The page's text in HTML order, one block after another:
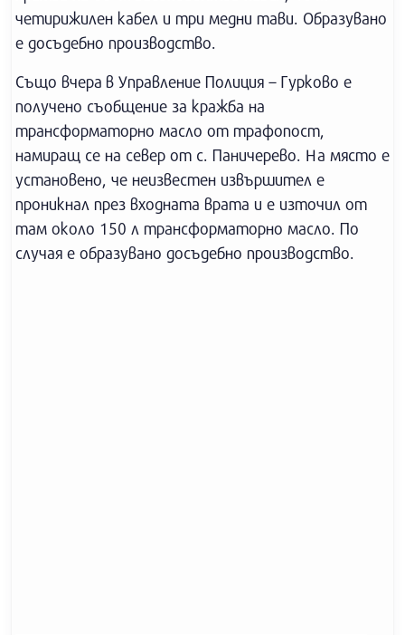
четирижилен кабел и три медни тави. Образувано
е досъдебно производство.
Също вчера в Управление Полиция – Гурково е
получено съобщение за кражба на
трансформаторно масло от трафопост,
намиращ се на север от с. Паничерево. На място е
установено, че неизвестен извършител е
проникнал през входната врата и е източил от
там около 150 л трансформаторно масло. По
случая е образувано досъдебно производство.